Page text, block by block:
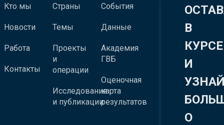
Кто мы
Новости
Работа
Контакты
Страны
Темы
Проекты
и
операции
Исследования
и публикации
События
Данные
Академия
ГВБ
Оценочная
карта
результатов
В
КУРСЕ
И
О